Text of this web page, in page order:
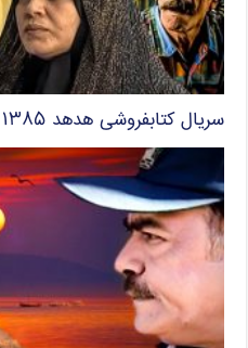
سریال کتابفروشی هدهد ۱۳۸۵